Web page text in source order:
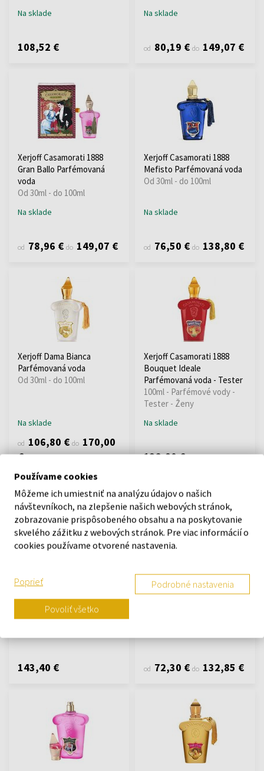
Na sklade
108,52 €
Na sklade
od 80,19 € do 149,07 €
Xerjoff Casamorati 1888
Gran Ballo Parfémovaná
voda
Od 30ml - do 100ml
Na sklade
od 78,96 € do 149,07 €
Xerjoff Casamorati 1888
Mefisto Parfémovaná voda
Od 30ml - do 100ml
Na sklade
od 76,50 € do 138,80 €
Xerjoff Dama Bianca
Parfémovaná voda
Od 30ml - do 100ml
Na sklade
od 106,80 € do 170,00
€
Xerjoff Casamorati 1888
Bouquet Ideale
Parfémovaná voda - Tester
100ml - Parfémové vody -
Tester - Ženy
Na sklade
132,80 €
Mefisto Parfémovaná voda
- Tester
100ml - Parfémové vody -
Tester - Muži
143,40 €
Fiore D'Ulivo Parfémovaná
voda
od 72,30 € do 132,85 €
Používame cookies
Môžeme ich umiestniť na analýzu údajov o našich
návštevníkoch, na zlepšenie našich webových stránok,
zobrazovanie prispôsobeného obsahu a na poskytovanie
skvelého zážitku z webových stránok. Pre viac informácií o
cookies používame otvorené nastavenia.
Poprieť Podrobné nastavenia
Povoliť všetko